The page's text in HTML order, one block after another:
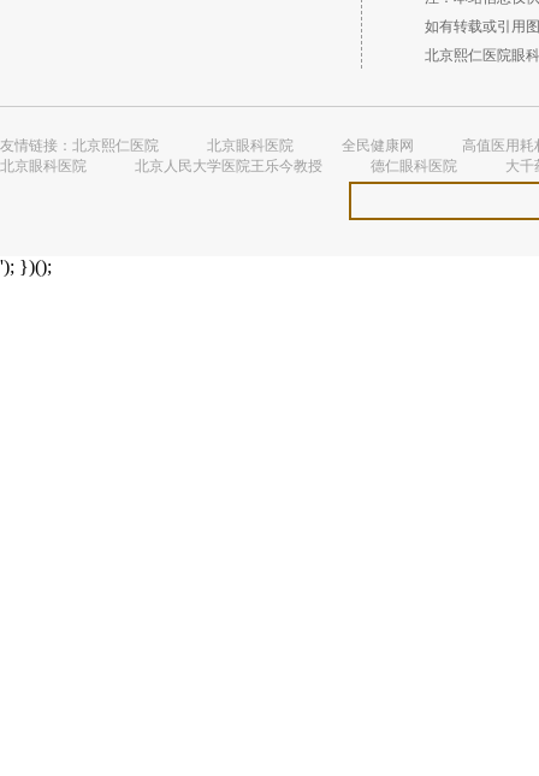
如有转载或引用
北京熙仁医院眼
友情链接： 北京熙仁医院 北京眼科医院 全民健康网
高值医用耗
北京眼科医院
北京人民大学医院王乐今教授 德仁眼科医院 大千
'); })();